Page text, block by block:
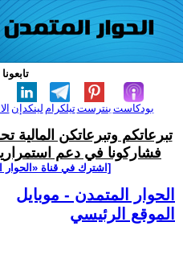
لينكدإن تيلكرامبنترست بودكاست
تبرعاتكم وتبرعاتكن المالية
فشاركونا في دعم
[اشترك في قناة ‫«الحوار
الحوار المتمدن - موبايل
الموقع الرئيسي